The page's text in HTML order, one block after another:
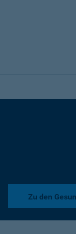
Zu den